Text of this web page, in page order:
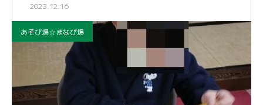
2023.12.16
あそび場☆まなび場